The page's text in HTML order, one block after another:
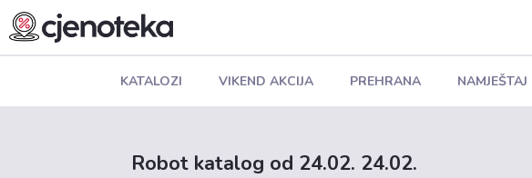
KATALOZI VIKEND AKCIJA PREHRANA NAMJEŠTAJ
Robot katalog od 24.02. 24.02.